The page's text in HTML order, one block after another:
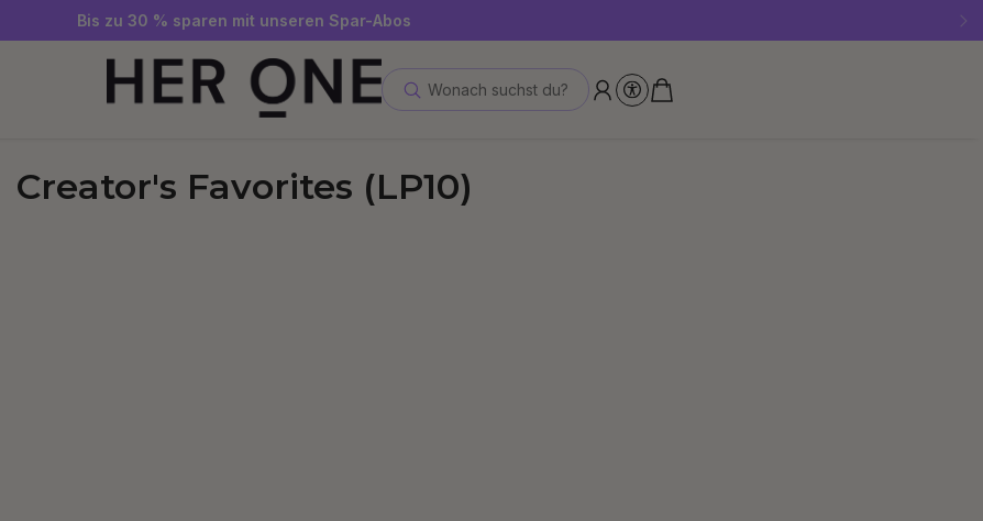
Gratis SLEEP WELL ab 69 € MBW - nur solange der Vorrat reicht!
Jetzt Newsletter abonnieren und 10 €-Gutschein sichern
Bis zu 30 % sparen mit unseren Spar-Abos
Wonach suchst du?
Creator's Favorites (LP10)